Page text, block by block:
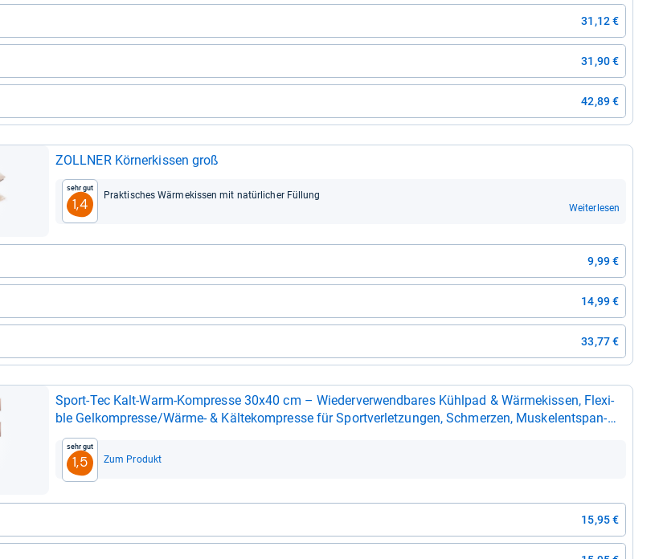
31,12 €
31,90 €
42,89 €
ZOLL­NER Kör­ner­kis­sen groß
Sehr gut
1,4
Prak­ti­sches Wär­me­kis­sen mit natür­li­cher Fül­lung
Weiterlesen
9,99 €
14,99 €
33,77 €
Sport-​Tec Kalt-​Warm-​Kom­presse 30x40 cm – Wie­der­ver­wend­ba­res Kühl­pad & Wär­me­kis­sen, Fle­xi­
ble Gel­kom­presse/Wärme-​ & Käl­te­kom­presse für Sport­ver­let­zun­gen, Schmer­zen, Muskel­ent­span­
nung
Sehr gut
1,5 Zum Produkt
15,95 €